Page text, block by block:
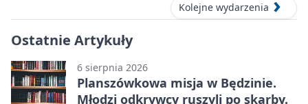
Kolejne wydarzenia
Ostatnie Artykuły
6 sierpnia 2026
Planszówkowa misja w Będzinie.
Młodzi odkrywcy ruszyli po skarby.